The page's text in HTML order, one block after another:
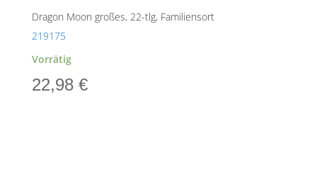
Dragon Moon großes, 22-tlg, Familiensort
219175
Vorrätig
22,98 €